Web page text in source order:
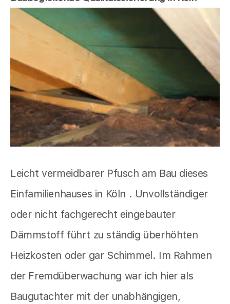
Leicht vermeidbarer Pfusch am Bau dieses
Einfamilienhauses in Köln . Unvollständiger
oder nicht fachgerecht eingebauter
Dämmstoff führt zu ständig überhöhten
Heizkosten oder gar Schimmel. Im Rahmen
der Fremdüberwachung war ich hier als
Baugutachter mit der unabhängigen,